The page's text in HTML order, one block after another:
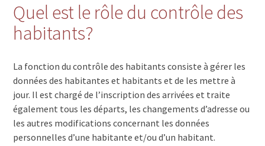
Quel est le rôle du contrôle des
habitants?
La fonction du contrôle des habitants consiste à gérer les
données des habitantes et habitants et de les mettre à
jour. Il est chargé de l’inscription des arrivées et traite
également tous les départs, les changements d’adresse ou
les autres modifications concernant les données
personnelles d’une habitante et/ou d’un habitant.